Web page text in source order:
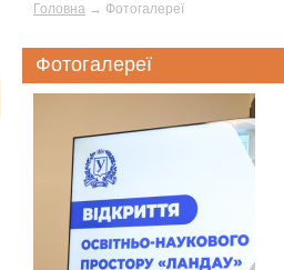
Головна → Фотогалереї
Фотогалереї